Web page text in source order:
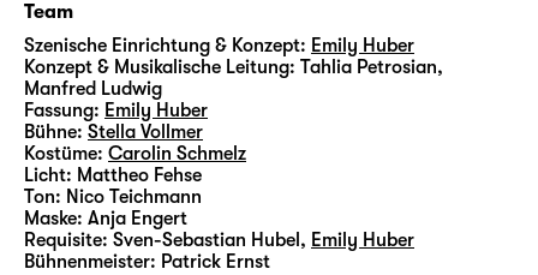
geschrieben, war es nie angemessener, das
Drama dieser Geschichte wieder aufleben zu
lassen.
Der Autor von Dr. Faustus hatte ein großes
Interesse an der Musik Bachs, und die
Verschmelzung der monumentalen Kunst der
Fuge mit der theatralischen Spannung
verstärkt nur die intensive Emotion, die
Team
Szenische Einrichtung & Konzept: Emily Huber
Konzept & Musikalische Leitung: Tahlia Petrosian,
Manfred Ludwig
Fassung: Emily Huber
Bühne: Stella Vollmer
Kostüme: Carolin Schmelz
Licht: Mattheo Fehse
Ton: Nico Teichmann
Maske: Anja Engert
Requisite: Sven-Sebastian Hubel , Emily Huber
Bühnenmeister: Patrick Ernst